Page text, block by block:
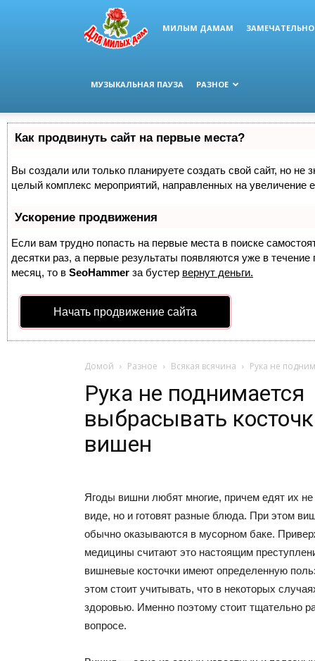
МИЛЫМ ДАМАМ
МУЗЫКАЛЬНАЯ ПАУЗА РАЗНОЕ
Как продвинуть сайт на первые места?
Вы создали или только планируете создать свой сайт, но не
целый комплекс мероприятий, направленных на увеличение
Ускорение продвижения
Если вам трудно попасть на первые места в поиске
десятки раз, а первые результаты появляются уже в
месяц, то в SeoHammer за бустер вернут деньги.
Начать продвижение сайта
Домой Разное Всякая всячина Рука не
Рука не поднимается
выбрасывать
вишен
Ягоды вишни любят многие, причем едят их
виде, но и готовят разные блюда. При этом
обычно оказываются в мусорном баке.
медицины считают это настоящим
вишневые косточки имеют определенную
этом стоит учитывать, что в некоторых
здоровью. Именно поэтому стоит тщательно
вопросе.